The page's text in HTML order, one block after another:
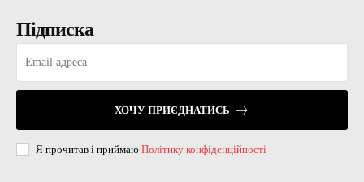
Підписка
ХОЧУ ПРИЄДНАТИСЬ
Я прочитав і приймаю Політику конфіденційності